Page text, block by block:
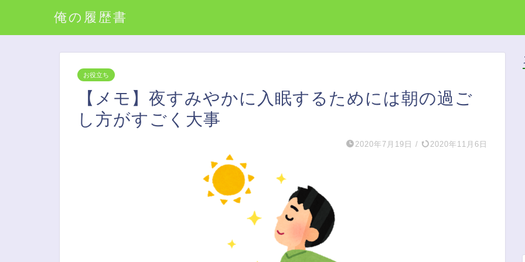
俺の履歴書
お役立ち
【メモ】夜すみやかに入眠するためには朝の過ご
し方がすごく大事
2020年7月19日 / 2020年11月6日